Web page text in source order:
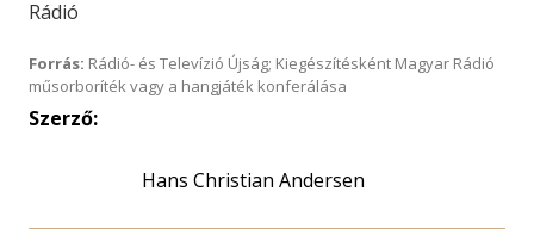
Rádió
Forrás: Rádió- és Televízió Újság; Kiegészítésként Magyar Rádió
műsorboríték vagy a hangjáték konferálása
Szerző:
Hans Christian Andersen